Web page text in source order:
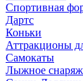
Спортивная
Дартс
Коньки
Аттракционы
Самокаты
Лыжное